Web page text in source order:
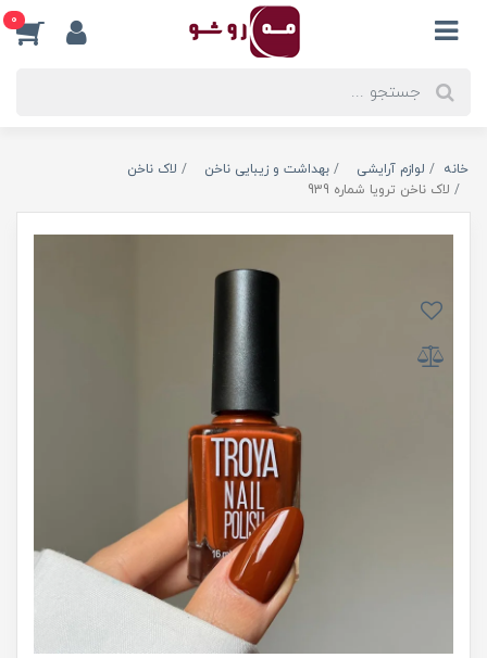
0
خانه لوازم آرایشی بهداشت و زیبایی ناخن
لاک ناخن
لاک ناخن ترویا شماره 939